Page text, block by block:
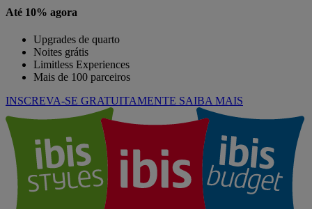
Até 10% agora
Upgrades de quarto
Noites grátis
Limitless Experiences
Mais de 100 parceiros
INSCREVA-SE GRATUITAMENTE SAIBA MAIS